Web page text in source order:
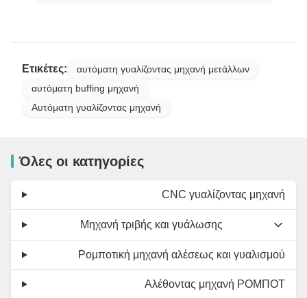
Ετικέτες:
αυτόματη γυαλίζοντας μηχανή μετάλλων
αυτόματη buffing μηχανή
Αυτόματη γυαλίζοντας μηχανή
Όλες οι κατηγορίες
CNC γυαλίζοντας μηχανή
Μηχανή τριβής και γυάλωσης
Ρομποτική μηχανή αλέσεως και γυαλισμού
Αλέθοντας μηχανή ΡΟΜΠΟΤ